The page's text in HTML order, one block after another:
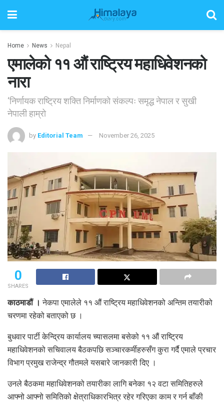
Home News Nepal
एमालेको ११ औं राष्ट्रिय महाधिवेशनको
नारा
‘निर्णायक राष्ट्रिय शक्ति निर्माणको संकल्पः समृद्ध नेपाल र सुखी
नेपाली हाम्रो
by Editorial Team November 26, 2025
0
SHARES
काठमाडौं । नेकपा एमालेले ११ औं राष्ट्रिय महाधिवेशनको अन्तिम तयारीको
चरणमा रहेको बताएको छ ।
बुधवार पार्टी केन्द्रिय कार्यालय च्यासलमा बसेको ११ औं राष्ट्रिय
महाधिवेशनको सचिवालय बैठकपछि सञ्चारकर्मीहरुसँग कुरा गर्दै एमाले प्रचार
विभाग प्रमुख राजेन्द्र गौतमले यसबारे जानकारी दिए ।
उनले बैठकमा महाधिवेशनको तयारीका लागि बनेका १२ वटा समितिहरुले
आफ्नो आफ्नो समितिको क्षेत्राधिकारभित्र रहेर गरिएका काम र गर्न बाँकी